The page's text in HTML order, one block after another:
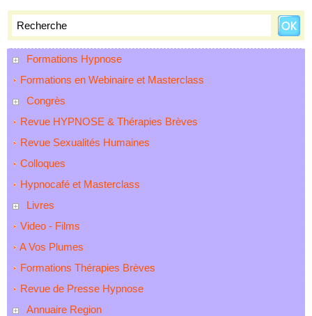
Formations Hypnose
Formations en Webinaire et Masterclass
Congrès
Revue HYPNOSE & Thérapies Brèves
Revue Sexualités Humaines
Colloques
Hypnocafé et Masterclass
Livres
Video - Films
A Vos Plumes
Formations Thérapies Brèves
Revue de Presse Hypnose
Annuaire Region